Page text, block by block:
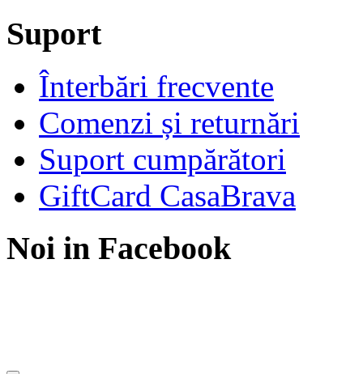
Suport
Înterbări frecvente
Comenzi și returnări
Suport cumpărători
GiftCard CasaBrava
Noi in Facebook